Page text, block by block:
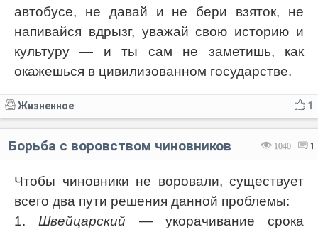
автобусе, не давай и не бери взяток, не
напивайся вдрызг, уважай свою историю и
культуру — и ты сам не заметишь, как
окажешься в цивилизованном государстве.
1
Жизненное
1040 1
Борьба с воровством чиновников
Чтобы чиновники не воровали, существует
всего два пути решения данной проблемы:
1.Швейцарский — укорачивание срока